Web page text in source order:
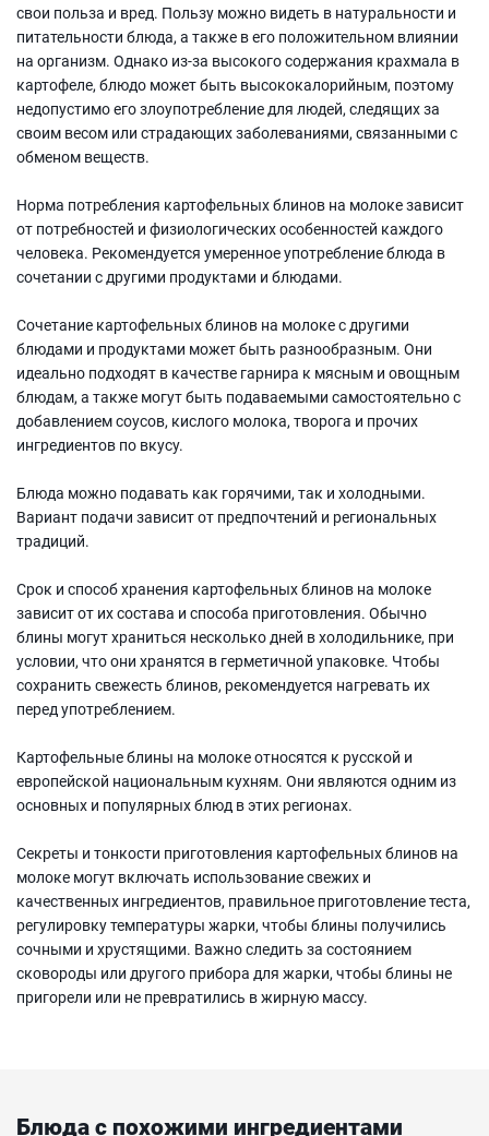
свои польза и вред. Пользу можно видеть в натуральности и
питательности блюда, а также в его положительном влиянии
на организм. Однако из-за высокого содержания крахмала в
картофеле, блюдо может быть высококалорийным, поэтому
недопустимо его злоупотребление для людей, следящих за
своим весом или страдающих заболеваниями, связанными с
обменом веществ.
Норма потребления картофельных блинов на молоке зависит
от потребностей и физиологических особенностей каждого
человека. Рекомендуется умеренное употребление блюда в
сочетании с другими продуктами и блюдами.
Сочетание картофельных блинов на молоке с другими
блюдами и продуктами может быть разнообразным. Они
идеально подходят в качестве гарнира к мясным и овощным
блюдам, а также могут быть подаваемыми самостоятельно с
добавлением соусов, кислого молока, творога и прочих
ингредиентов по вкусу.
Блюда можно подавать как горячими, так и холодными.
Вариант подачи зависит от предпочтений и региональных
традиций.
Срок и способ хранения картофельных блинов на молоке
зависит от их состава и способа приготовления. Обычно
блины могут храниться несколько дней в холодильнике, при
условии, что они хранятся в герметичной упаковке. Чтобы
сохранить свежесть блинов, рекомендуется нагревать их
перед употреблением.
Картофельные блины на молоке относятся к русской и
европейской национальным кухням. Они являются одним из
основных и популярных блюд в этих регионах.
Секреты и тонкости приготовления картофельных блинов на
молоке могут включать использование свежих и
качественных ингредиентов, правильное приготовление теста,
регулировку температуры жарки, чтобы блины получились
сочными и хрустящими. Важно следить за состоянием
сковороды или другого прибора для жарки, чтобы блины не
пригорели или не превратились в жирную массу.
Блюда с похожими ингредиентами